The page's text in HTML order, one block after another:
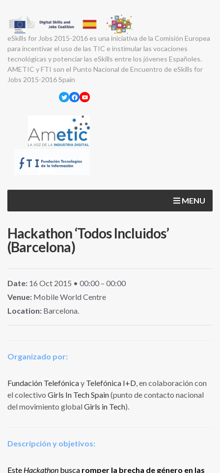
eSkills for Jobs 2015-2016 es una iniciativa de la Comisión Europea
para incentivar el uso de las TIC e instimular las vocaciones
tecnológicas y potenciar las eSkills entre los jóvenes Españoles.
AMETIC y FTI son el Punto Nacional de Encuentro de eSkills for
Jobs 2015-2016 Spain
Twitter
Facebook
YouTube
MENU
Hackathon ‘Todos Incluidos’
(Barcelona)
Date: 16 Oct 2015 • 00:00 – 00:00
Venue: Mobile World Centre
Location: Barcelona.
Organizado por:
Fundación Telefónicay Telefónica I+D, en colaboración con
el colectivo Girls In Tech Spain(punto de contacto nacional
del movimiento global Girls in Tech).
Descripción y objetivos:
Este Hackathon busca romper la brecha de género en las